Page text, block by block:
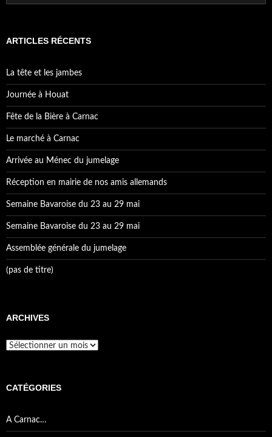
ARTICLES RÉCENTS
La tête et les jambes
Journée à Houat
Fête de la Bière à Carnac
Le marché à Carnac
Arrivée au Ménec du jumelage
Réception en mairie de nos amis allemands
Semaine Bavaroise du 23 au 29 mai
Semaine Bavaroise du 23 au 29 mai
Assemblée générale du jumelage
(pas de titre)
ARCHIVES
Archives
CATÉGORIES
A Carnac…